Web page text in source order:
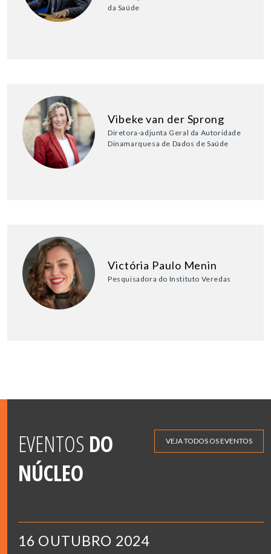
da Saúde
Vibeke van der Sprong
Diretora-adjunta Geral da Autoridade
Dinamarquesa de Dados de Saúde
Victória Paulo Menin
Pesquisadora do Instituto Veredas
EVENTOS DO
NÚCLEO
VEJA TODOS OS EVENTOS
16 OUTUBRO 2024